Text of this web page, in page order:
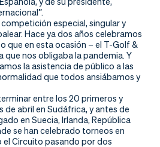
competición especial, singular y
Hace ya dos años celebramos
que en esta ocasión – el T-Golf &
nos obligaba la pandemia. Y
la asistencia de público a las
que todos ansiábamos y
entre los 20 primeros y
de abril en Sudáfrica, y antes de
en Suecia, Irlanda, República
se han celebrado torneos en
el Circuito pasando por dos